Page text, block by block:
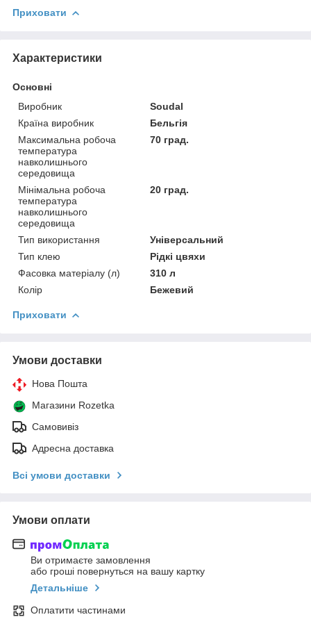
Приховати
Характеристики
Основні
Виробник
Soudal
Країна виробник
Бельгія
Максимальна робоча
температура
навколишнього
середовища
70 град.
Мінімальна робоча
температура
навколишнього
середовища
20 град.
Тип використання
Універсальний
Тип клею
Рідкі цвяхи
Фасовка матеріалу (л)
310 л
Колір
Бежевий
Приховати
Умови доставки
Нова Пошта
Магазини Rozetka
Самовивіз
Адресна доставка
Всі умови доставки
Умови оплати
Ви отримаєте замовлення
або гроші повернуться на вашу картку
Детальніше
Оплатити частинами